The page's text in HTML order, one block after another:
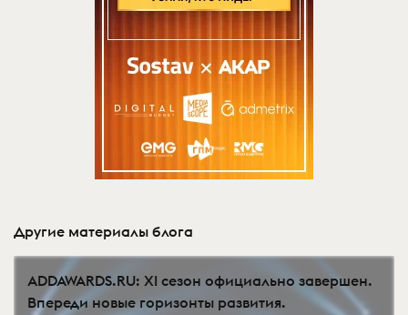
Другие материалы блога
ADDAWARDS.RU: XI сезон официально завершен.
Впереди новые горизонты развития.